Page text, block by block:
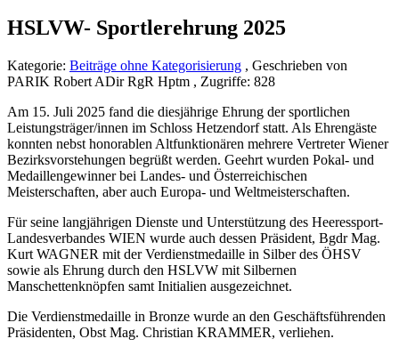
HSLVW- Sportlerehrung 2025
Kategorie: Beiträge ohne Kategorisierung , Geschrieben von
PARIK Robert ADir RgR Hptm , Zugriffe: 828
Am 15. Juli 2025 fand die diesjährige Ehrung der sportlichen
Leistungsträger/innen im Schloss Hetzendorf statt. Als Ehrengäste
konnten nebst honorablen Altfunktionären mehrere Vertreter Wiener
Bezirksvorstehungen begrüßt werden. Geehrt wurden Pokal- und
Medaillengewinner bei Landes- und Österreichischen
Meisterschaften, aber auch Europa- und Weltmeisterschaften.
Für seine langjährigen Dienste und Unterstützung des Heeressport-
Landesverbandes WIEN wurde auch dessen Präsident, Bgdr Mag.
Kurt WAGNER mit der Verdienstmedaille in Silber des ÖHSV
sowie als Ehrung durch den HSLVW mit Silbernen
Manschettenknöpfen samt Initialien ausgezeichnet.
Die Verdienstmedaille in Bronze wurde an den Geschäftsführenden
Präsidenten, Obst Mag. Christian KRAMMER, verliehen.